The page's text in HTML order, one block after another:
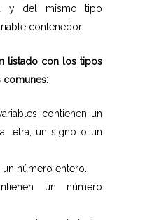
y del mismo tipo
contenedor.
listado con los tipos
comunes:
contienen un
letra, un signo o un
número entero.
un número